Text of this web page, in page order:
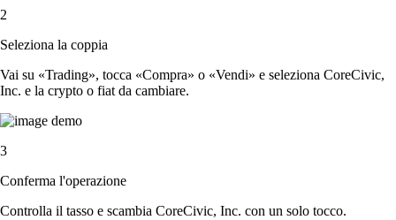
2
Seleziona la coppia
Vai su «Trading», tocca «Compra» o «Vendi» e seleziona CoreCivic,
Inc. e la crypto o fiat da cambiare.
3
Conferma l'operazione
Controlla il tasso e scambia CoreCivic, Inc. con un solo tocco.